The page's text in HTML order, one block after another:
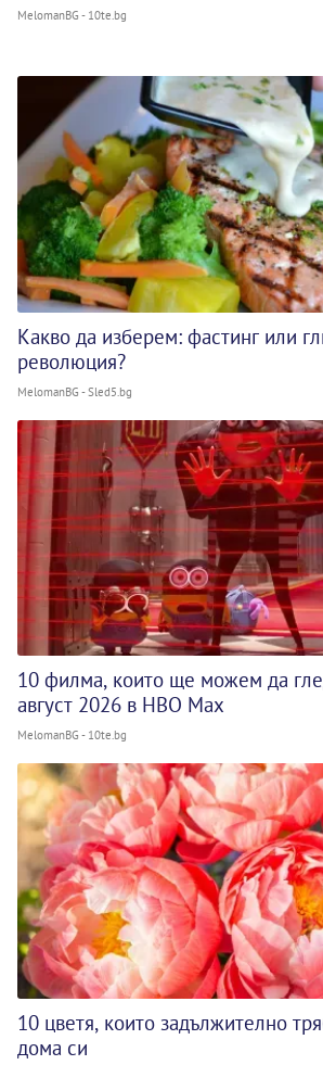
MelomanBG - 10te.bg
Какво да изберем: фастинг или
революция?
MelomanBG - Sled5.bg
10 филма, които ще можем да
август 2026 в HBO Max
MelomanBG - 10te.bg
10 цветя, които задължително
дома си